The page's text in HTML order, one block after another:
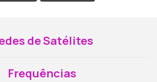
de Satélites
Frequências